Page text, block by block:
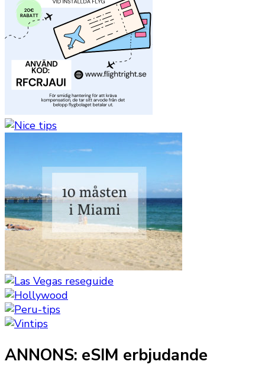
ANNONS: eSIM erbjudande